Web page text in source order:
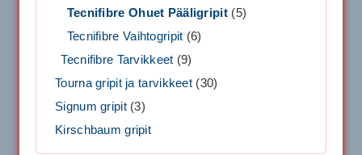
Tecnifibre Ohuet Pääligripit(5)
Tecnifibre Vaihtogripit (6)
Tecnifibre Tarvikkeet (9)
Tourna gripit ja tarvikkeet(30)
Signum gripit(3)
Kirschbaum gripit